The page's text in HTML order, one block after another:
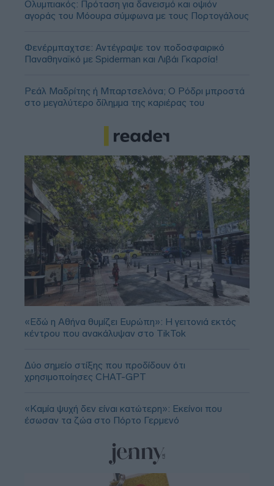
Ολυμπιακός: Πρόταση για δανεισμό και οψιόν
αγοράς του Μόουρα σύμφωνα με τους Πορτογάλους
Φενέρμπαχτσε: Αντέγραψε τον ποδοσφαιρικό
Παναθηναϊκό με Spiderman και Λιβάι Γκαρσία!
Ρεάλ Μαδρίτης ή Μπαρτσελόνα; Ο Ρόδρι μπροστά
στο μεγαλύτερο δίλημμα της καριέρας του
«Εδώ η Αθήνα θυμίζει Ευρώπη»: H γειτονιά εκτός
κέντρου που ανακάλυψαν στο TikTok
Δύο σημείο στίξης που προδίδουν ότι
χρησιμοποίησες CHAT-GPT
«Καμία ψυχή δεν είναι κατώτερη»: Εκείνοι που
έσωσαν τα ζώα στο Πόρτο Γερμενό